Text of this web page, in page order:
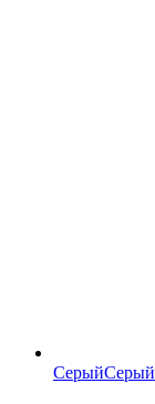
СерыйСерый